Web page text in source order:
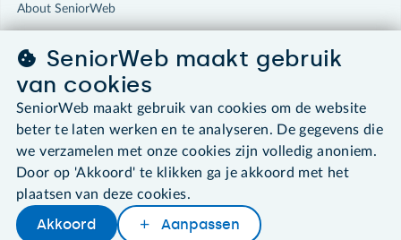
About SeniorWeb
SeniorWeb maakt gebruik
van cookies
SeniorWeb maakt gebruik van cookies om de website
beter te laten werken en te analyseren. De gegevens die
we verzamelen met onze cookies zijn volledig anoniem.
Door op 'Akkoord' te klikken ga je akkoord met het
plaatsen van deze cookies.
Akkoord Aanpassen